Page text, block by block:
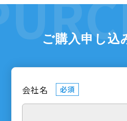
ご購入申し込
会社名 必須